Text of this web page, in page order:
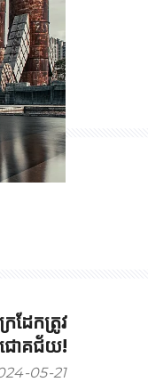
ដែកត្រូវ
ោគជ័យ!
05-21